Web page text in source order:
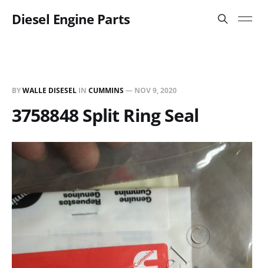
Diesel Engine Parts
BYWALLE DISESEL IN CUMMINS— NOV 9, 2020
3758848 Split Ring Seal